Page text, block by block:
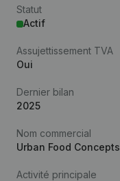
Statut
Actif
Assujettissement TVA
Oui
Dernier bilan
2025
Nom commercial
Urban Food Concepts
Activité principale